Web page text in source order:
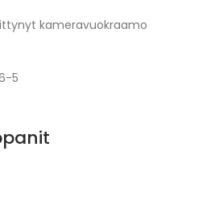
kameravuokraamo
5